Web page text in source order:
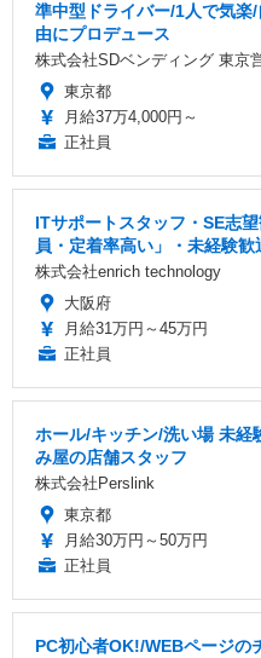
準中型ドライバー/1人で気楽
由にプロデュース
株式会社SDベンディング 東京
東京都
月給37万4,000円～
正社員
ITサポートスタッフ・SE志
員・定着率高い」・未経験歓
株式会社enrich technology
大阪府
月給31万円～45万円
正社員
ホール/キッチン/洗い場 未経
み屋の店舗スタッフ
株式会社Perslink
東京都
月給30万円～50万円
正社員
PC初心者OK!/WEBページの